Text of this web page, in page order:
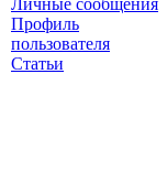
Личные сообщения
Профиль
пользователя
Статьи